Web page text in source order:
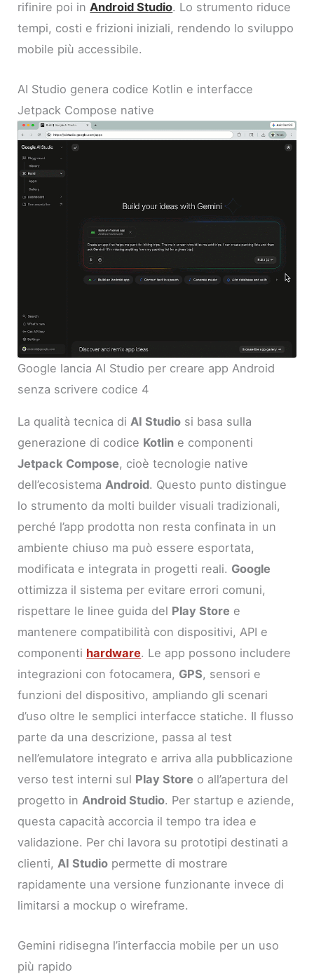
rifinire poi inAndroid Studio. Lo strumento riduce
tempi, costi e frizioni iniziali, rendendo lo sviluppo
mobile più accessibile.
AI Studio genera codice Kotlin e interfacce
Jetpack Compose native
Google lancia AI Studio per creare app Android
senza scrivere codice 4
La qualità tecnica diAI Studio si basa sulla
generazione di codice Kotlin e componenti
Jetpack Compose, cioè tecnologie native
dell’ecosistemaAndroid. Questo punto distingue
lo strumento da molti builder visuali tradizionali,
perché l’app prodotta non resta confinata in un
ambiente chiuso ma può essere esportata,
modificata e integrata in progetti reali. Google
ottimizza il sistema per evitare errori comuni,
rispettare le linee guida del Play Store e
mantenere compatibilità con dispositivi, API e
componenti hardware. Le app possono includere
integrazioni con fotocamera, GPS, sensori e
funzioni del dispositivo, ampliando gli scenari
d’uso oltre le semplici interfacce statiche. Il flusso
parte da una descrizione, passa al test
nell’emulatore integrato e arriva alla pubblicazione
verso test interni sul Play Store o all’apertura del
progetto inAndroid Studio. Per startup e aziende,
questa capacità accorcia il tempo tra idea e
validazione. Per chi lavora su prototipi destinati a
clienti,AI Studio permette di mostrare
rapidamente una versione funzionante invece di
limitarsi a mockup o wireframe.
Gemini ridisegna l’interfaccia mobile per un uso
più rapido